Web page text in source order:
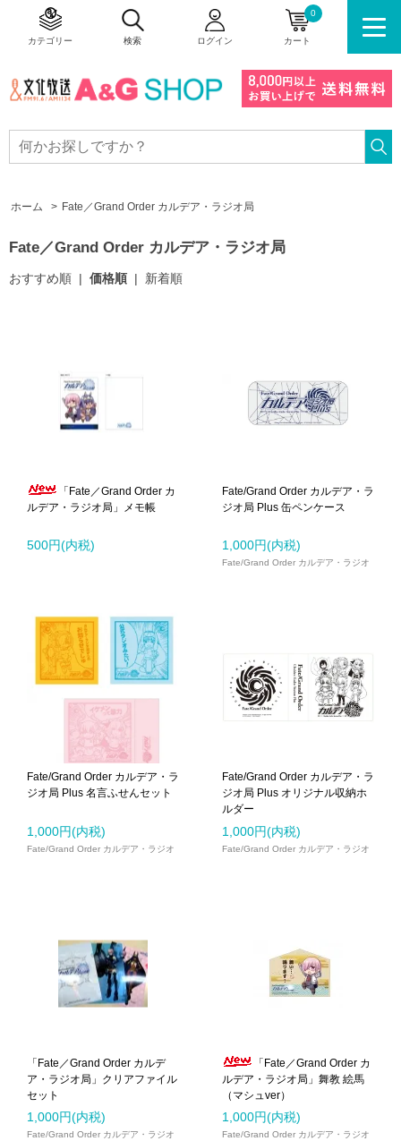
カート
0
ログイン
検索
カテゴリー
ホーム > Fate／Grand Order カルデア・ラジオ局
Fate／Grand Order カルデア・ラジオ局
おすすめ順 | 価格順 | 新着順
「Fate／Grand Order カ
ルデア・ラジオ局」メモ帳
500円(内税)
Fate/Grand Order カルデア・ラ
ジオ局 Plus 缶ペンケース
1,000円(内税)
Fate/Grand Order カルデア・ラジオ
Fate/Grand Order カルデア・ラ
ジオ局 Plus 名言ふせんセット
1,000円(内税)
Fate/Grand Order カルデア・ラジオ
Fate/Grand Order カルデア・ラ
ジオ局 Plus オリジナル収納ホ
ルダー
1,000円(内税)
Fate/Grand Order カルデア・ラジオ
「Fate／Grand Order カルデ
ア・ラジオ局」クリアファイル
セット
1,000円(内税)
Fate/Grand Order カルデア・ラジオ
「Fate／Grand Order カ
ルデア・ラジオ局」舞教 絵馬
（マシュver）
1,000円(内税)
Fate/Grand Order カルデア・ラジオ